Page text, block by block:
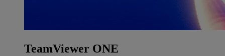
TeamViewer ONE